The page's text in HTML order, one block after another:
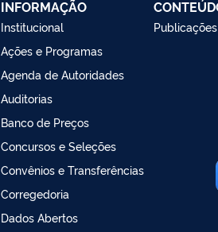
INFORMAÇÃO
Institucional
Ações e Programas
Agenda de Autoridades
Auditorias
Banco de Preços
Concursos e Seleções
Convênios e Transferências
Corregedoria
Dados Abertos